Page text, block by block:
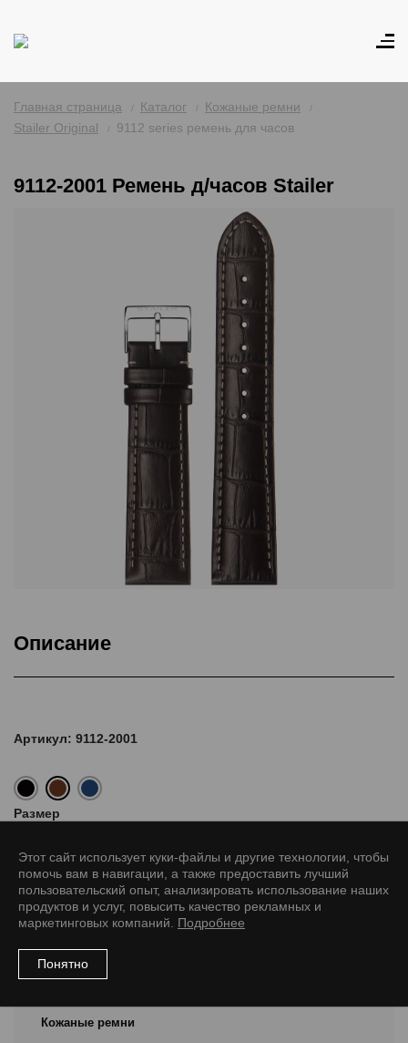
Главная страница Каталог
Кожаные ремни
Stailer Original
9112 series ремень для часов
9112-2001 Ремень д/часов Stailer
Описание
Артикул: 9112-2001
Размер
Рекомендуемые товары
Кожаные ремни
Этот сайт использует куки-файлы и другие технологии, чтобы
помочь вам в навигации, а также предоставить лучший
пользовательский опыт, анализировать использование наших
продуктов и услуг, повысить качество рекламных и
маркетинговых компаний. Подробнее
Понятно